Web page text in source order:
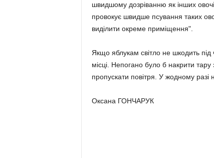
швидшому дозріванню як інших
провокує швидше псування таких
виділити окреме приміщення".
Якщо яблукам світло не шкодить
місці. Непогано було б накрити
пропускати повітря. У жодному разі
Оксана ГОНЧАРУК